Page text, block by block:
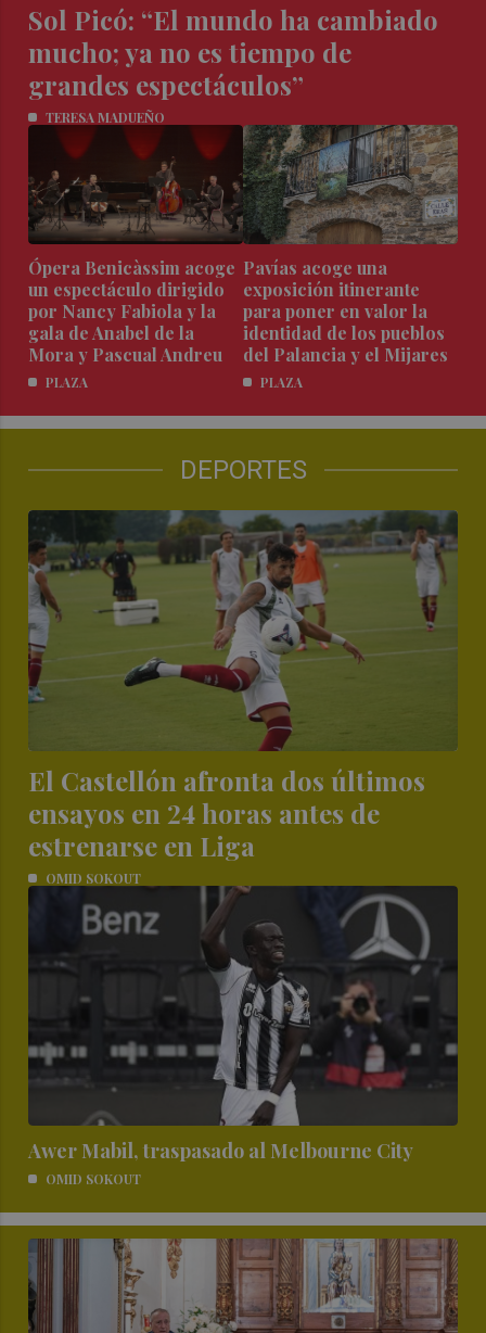
Sol Picó: “El mundo ha cambiado
mucho; ya no es tiempo de
grandes espectáculos”
TERESA MADUEÑO
Ópera Benicàssim acoge
un espectáculo dirigido
por Nancy Fabiola y la
gala de Anabel de la
Mora y Pascual Andreu
PLAZA
Pavías acoge una
exposición itinerante
para poner en valor la
identidad de los pueblos
del Palancia y el Mijares
PLAZA
DEPORTES
El Castellón afronta dos últimos
ensayos en 24 horas antes de
estrenarse en Liga
OMID SOKOUT
Awer Mabil, traspasado al Melbourne City
OMID SOKOUT